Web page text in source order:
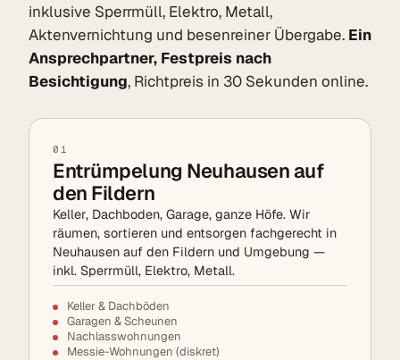
inklusive Sperrmüll, Elektro, Metall,
Aktenvernichtung und besenreiner Übergabe. Ein
Ansprechpartner, Festpreis nach
Besichtigung, Richtpreis in 30 Sekunden online.
01
Entrümpelung Neuhausen auf
den Fildern
Keller, Dachboden, Garage, ganze Höfe. Wir
räumen, sortieren und entsorgen fachgerecht in
Neuhausen auf den Fildern und Umgebung —
inkl. Sperrmüll, Elektro, Metall.
Keller & Dachböden
Garagen & Scheunen
Nachlasswohnungen
Messie-Wohnungen (diskret)